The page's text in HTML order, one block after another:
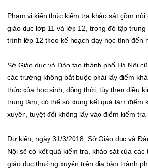
Phạm vi kiến thức kiểm tra khảo sát gồm
giáo dục lớp 11 và lớp 12, trong đó tập
trình lớp 12 theo kế hoạch dạy học tính đến
Sở Giáo dục và Đào tạo thành phố Hà Nội
các trường không bắt buộc phải lấy điểm
thức của học sinh, đồng thời, tùy theo điều
trung tâm, có thể sử dụng kết quả làm điểm
xuyên, tuyệt đối không lấy vào điểm kiểm tra
Dự kiến, ngày 31/3/2018, Sở Giáo dục và
Nội sẽ có kết quả kiểm tra, khảo sát của các
giáo dục thường xuyên trên địa bàn thành